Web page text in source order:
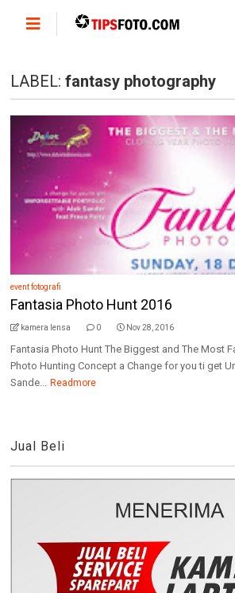
LABEL:fantasy photography
event fotografi
Fantasia Photo Hunt 2016
kamera lensa 0 Nov 28, 2016
Fantasia Photo Hunt The Biggest and The Most
Photo Hunting Concept a Change for you ti get
Sande... Readmore
Jual Beli